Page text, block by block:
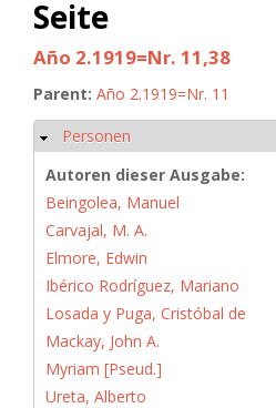
Seite
Año 2.1919=Nr. 11,38
Parent: Año 2.1919=Nr. 11
Hide
Personen
Autoren dieser Ausgabe:
Beingolea, Manuel
Carvajal, M. A.
Elmore, Edwin
Ibérico Rodríguez, Mariano
Losada y Puga, Cristóbal de
Mackay, John A.
Myriam [Pseud.]
Ureta, Alberto